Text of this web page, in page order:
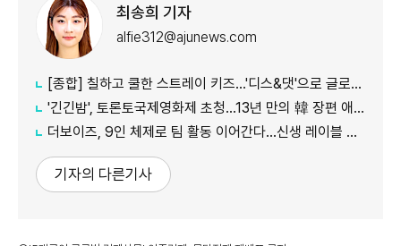
최송희 기자
alfie312@ajunews.com
[종합] 칠하고 쿨한 스트레이 키즈…'디스&댓'으로 글로벌 질주
'긴긴밤', 토론토국제영화제 초청…13년 만의 韓 장편 애니
더보이즈, 9인 체제로 팀 활동 이어간다…신생 레이블 계약 완료
기자의 다른기사